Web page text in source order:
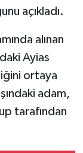
açıkladı.
alınan
Ayias
ortaya
adam,
tarafından